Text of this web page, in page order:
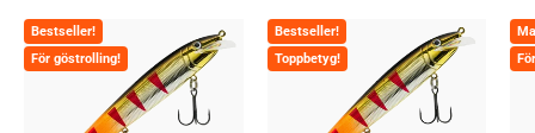
Bestseller!
För göstrolling!
Bestseller!
Toppbetyg!